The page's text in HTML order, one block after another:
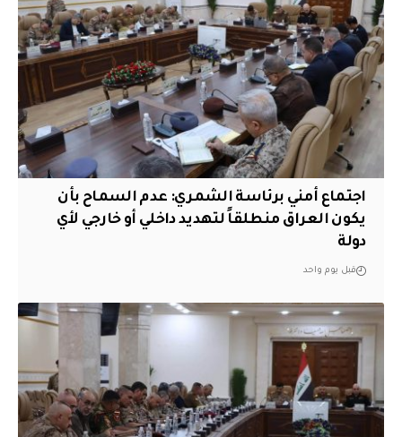
اجتماع أمني برئاسة الشمري: عدم السماح بأن
يكون العراق منطلقاً لتهديد داخلي أو خارجي لأي
دولة
قبل يوم واحد